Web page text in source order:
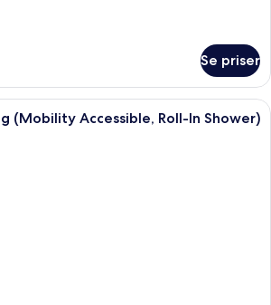
Se priser
Ett modernt hotellrum med en stor
(Mobility Accessible, Roll-In Shower)